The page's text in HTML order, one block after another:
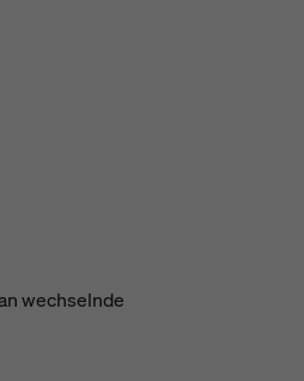
wechselnde